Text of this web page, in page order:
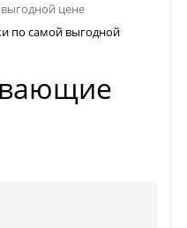
цене
по самой выгодной